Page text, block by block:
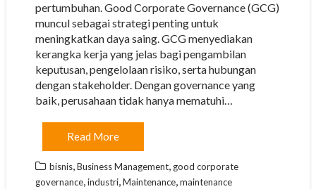
pertumbuhan. Good Corporate Governance (GCG)
muncul sebagai strategi penting untuk
meningkatkan daya saing. GCG menyediakan
kerangka kerja yang jelas bagi pengambilan
keputusan, pengelolaan risiko, serta hubungan
dengan stakeholder. Dengan governance yang
baik, perusahaan tidak hanya mematuhi…
Read More
bisnis,Business Management, good corporate
governance,industri,Maintenance,maintenance